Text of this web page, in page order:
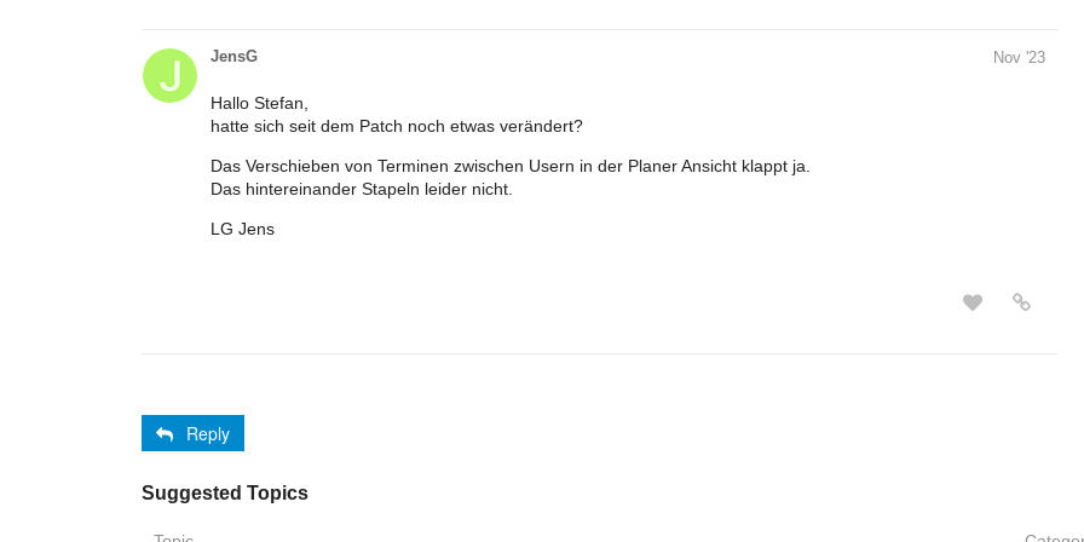
JensG Nov '23
Hallo Stefan,
hatte sich seit dem Patch noch etwas verändert?
Das Verschieben von Terminen zwischen Usern in der Planer Ansicht klappt ja.
Das hintereinander Stapeln leider nicht.
LG Jens
Reply
Suggested Topics